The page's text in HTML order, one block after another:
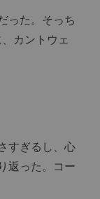
った。そっち
カントウェ
すぎるし、心
返った。コー